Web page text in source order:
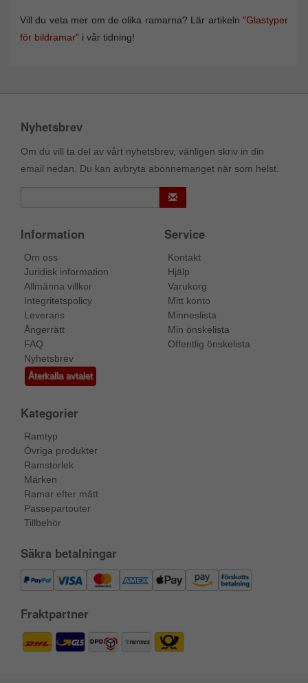
Vill du veta mer om de olika ramarna? Lär artikeln "Glastyper
för bildramar" i vår tidning!
Nyhetsbrev
Om du vill ta del av vårt nyhetsbrev, vänligen skriv in din
email nedan. Du kan avbryta abonnemanget när som helst.
Information
Om oss
Juridisk information
Allmänna villkor
Integritetspolicy
Leverans
Ångerrätt
FAQ
Nyhetsbrev
Återkalla avtalet
Service
Kontakt
Hjälp
Varukorg
Mitt konto
Minneslista
Min önskelista
Offentlig önskelista
Kategorier
Ramtyp
Övriga produkter
Ramstorlek
Märken
Ramar efter mått
Passepartouter
Tillbehör
Säkra betalningar
Fraktpartner